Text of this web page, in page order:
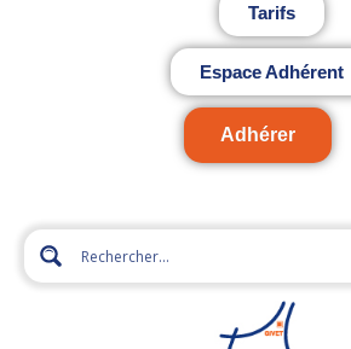
Tarifs
Espace Adhérent
Adhérer